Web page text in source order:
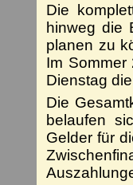
Die
hinweg die
planen zu
Im
Dienstag
Die
belaufen
Gelder für